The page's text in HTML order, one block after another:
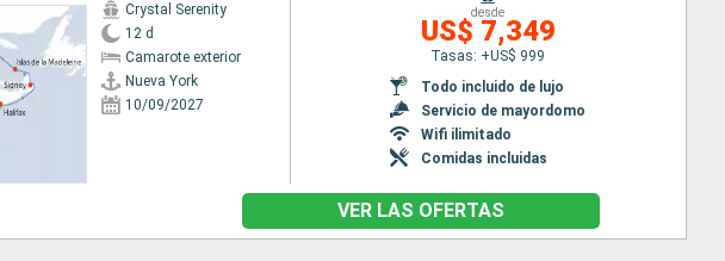
Crystal Serenity
12 d
Camarote exterior
Nueva York
10/09/2027
desde
US$ 7,349
Tasas: +US$ 999
Todo incluido de lujo
Servicio de mayordomo
Wifi ilimitado
Comidas incluidas
VER LAS OFERTAS